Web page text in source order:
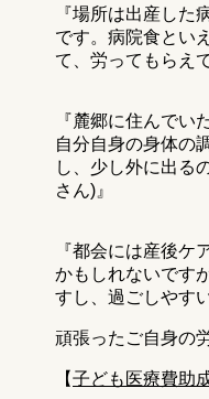
『場所は出産し
です。病院食とい
て、労ってもらえ
『麓郷に住んで
自分自身の身体の
し、少し外に出る
さん)』
『都会には産後
かもしれないです
すし、過ごしやす
頑張ったご自身の
【子ども医療費助